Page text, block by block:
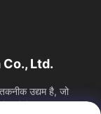
Ltd.
उद्यम है, जो
में...